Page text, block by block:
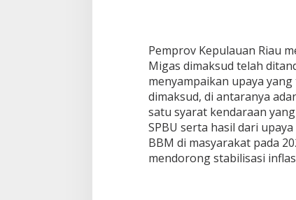
Pemprov Kepulauan Riau
Migas dimaksud telah
menyampaikan upaya
dimaksud, di antaranya
satu syarat kendaraan
SPBU serta hasil dari
BBM di masyarakat pada
mendorong stabilisasi